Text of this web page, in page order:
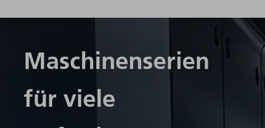
Maschinenserien
für viele